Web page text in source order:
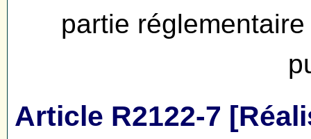
partie
Article R2122-7